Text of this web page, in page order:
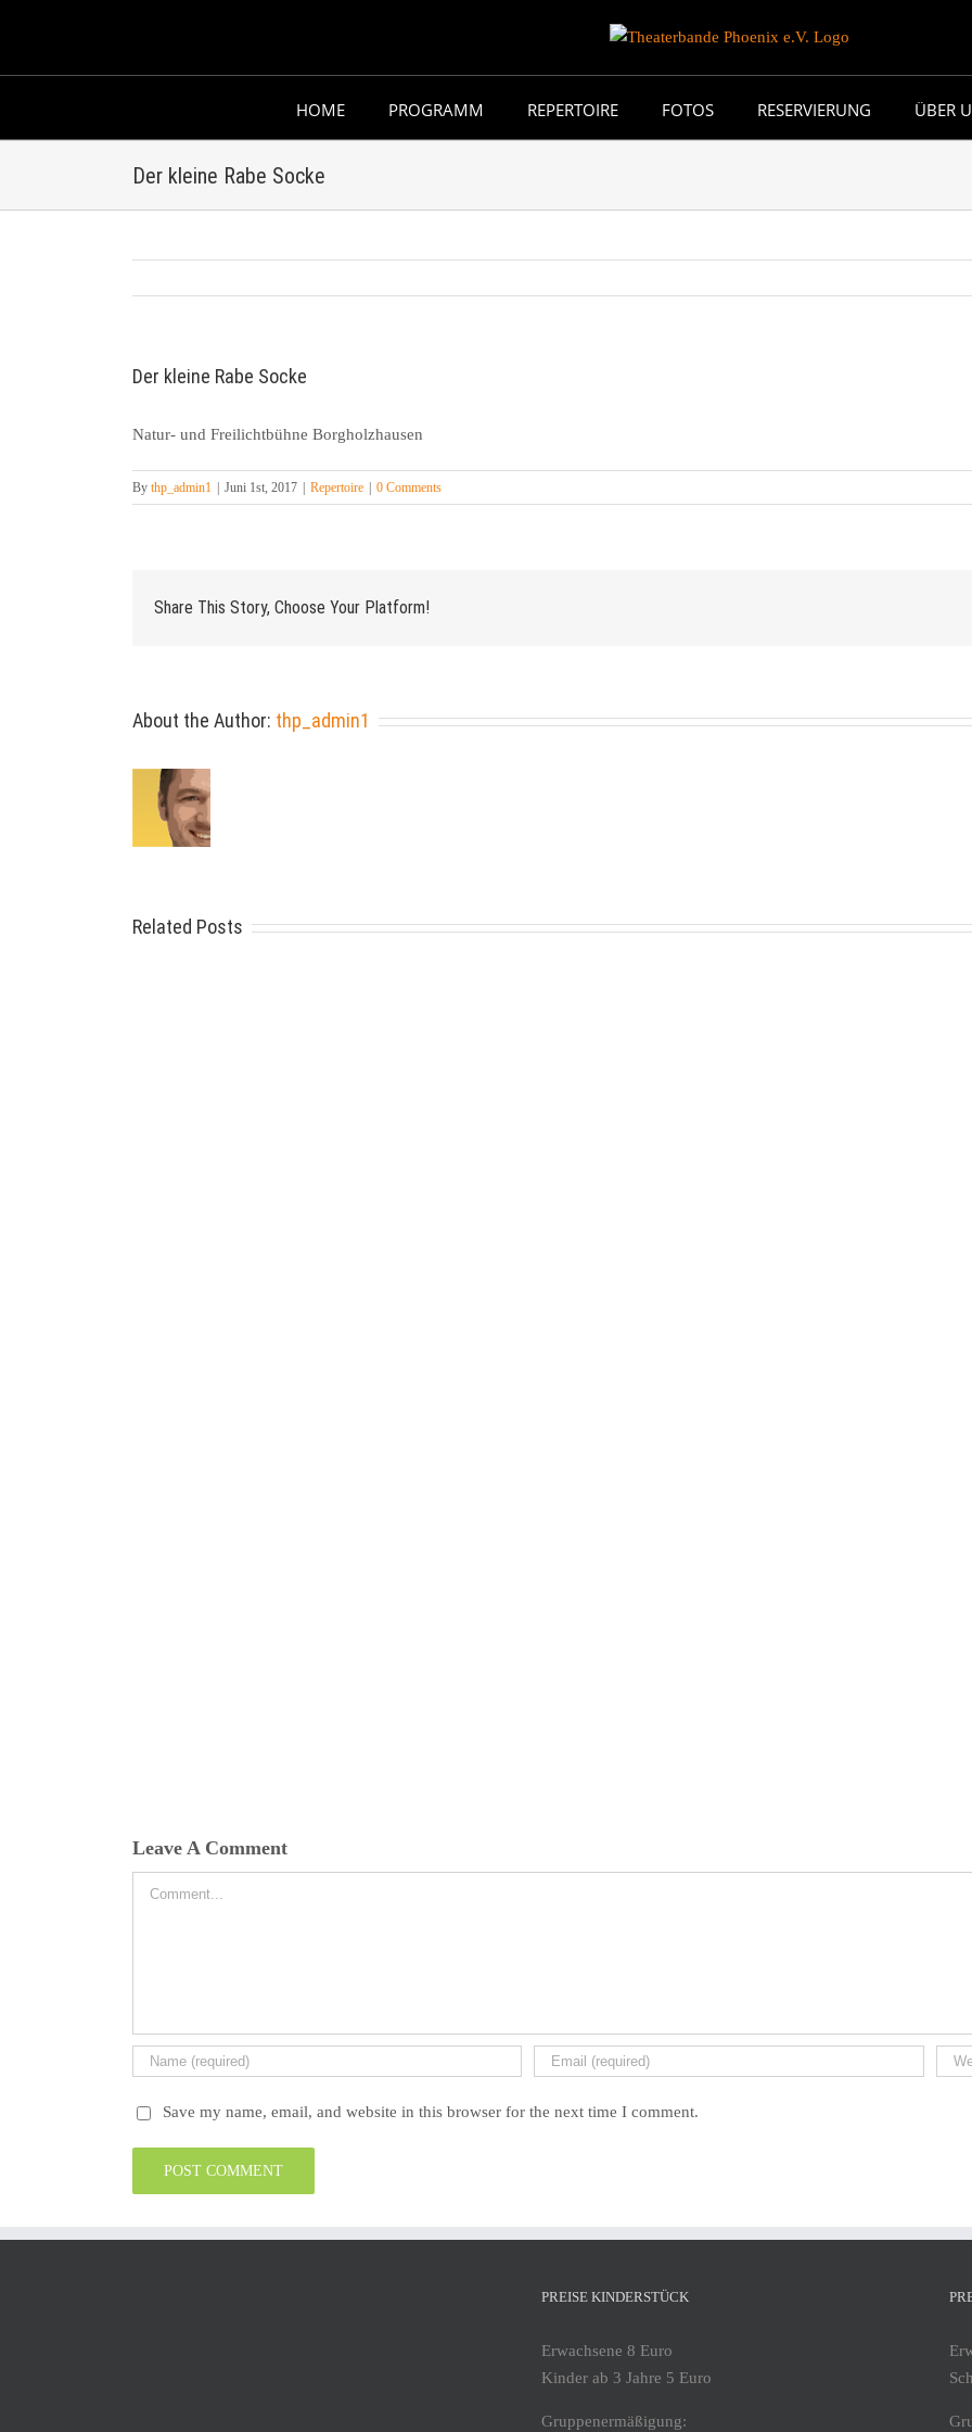
HOME PROGRAMM REPERTOIRE FOTOS RESERVIERUNG ÜBER
Der kleine Rabe Socke
Der kleine Rabe Socke
Natur- und Freilichtbühne Borgholzhausen
By thp_admin1 Juni 1st, 2017 Repertoire 0 Comments
Share This Story, Choose Your Platform!
About the Author: thp_admin1
Related Posts
Leave A Comment
Save my name, email, and website in this browser for the next time I comment.
PREISE KINDERSTÜCK
Erwachsene 8 Euro
Kinder ab 3 Jahre 5 Euro
Gruppenermäßigung: